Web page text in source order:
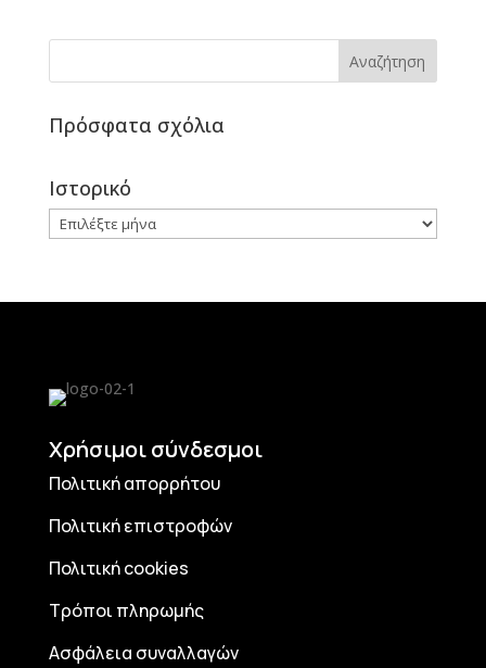
Πρόσφατα σχόλια
Ιστορικό
Ιστορικό
Χρήσιμοι σύνδεσμοι
Πολιτική απορρήτου
Πολιτική επιστροφών
Πολιτική cookies
Τρόποι πληρωμής
Ασφάλεια συναλλαγών